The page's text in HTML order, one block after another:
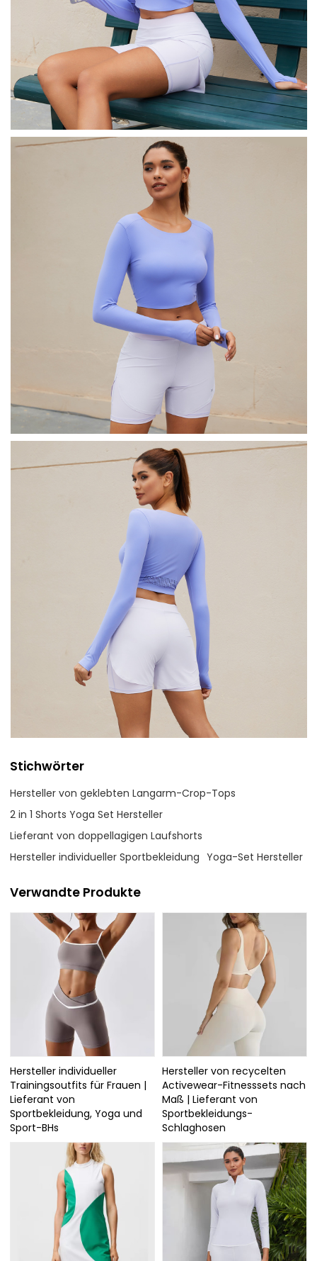
Stichwörter
Hersteller von geklebten Langarm-Crop-Tops
2 in 1 Shorts Yoga Set Hersteller
Lieferant von doppellagigen Laufshorts
Hersteller individueller Sportbekleidung Yoga-Set Hersteller
Verwandte Produkte
Hersteller individueller
Trainingsoutfits für Frauen |
Lieferant von
Sportbekleidung, Yoga und
Sport-BHs
Hersteller von recycelten
Activewear-Fitnesssets nach
Maß | Lieferant von
Sportbekleidungs-
Schlaghosen